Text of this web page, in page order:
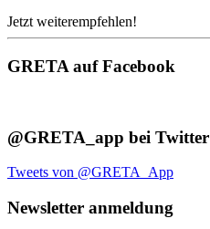
Jetzt weiterempfehlen!
GRETA auf Facebook
@GRETA_app bei Twitter
Tweets von @GRETA_App
Newsletter anmeldung